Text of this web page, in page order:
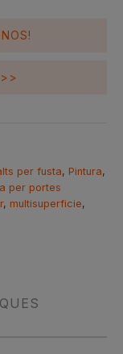
per fusta, Pintura,
per portes
, multisuperficie,